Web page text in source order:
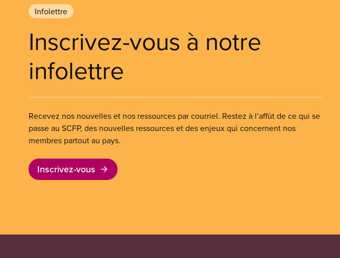
Infolettre
Inscrivez-vous à notre
infolettre
Recevez nos nouvelles et nos ressources par courriel. Restez à l’affût de ce qui se
passe au SCFP, des nouvelles ressources et des enjeux qui concernent nos
membres partout au pays.
Inscrivez-vous